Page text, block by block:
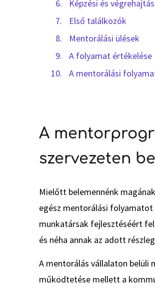
Képzési és
Első találkozók
Mentorálási ülések
A folyamat értékelése
A mentorálási
A
szervezeten
Mielőtt belemennénk
egész mentorálási folyamatot
munkatársak fejlesztéséért
és néha annak az adott
A mentorálás vállalaton belüli
működtetése mellett a